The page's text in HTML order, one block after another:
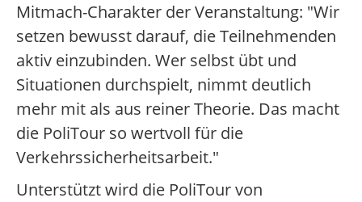
Mitmach-Charakter der Veranstaltung: "Wir
setzen bewusst darauf, die Teilnehmenden
aktiv einzubinden. Wer selbst übt und
Situationen durchspielt, nimmt deutlich
mehr mit als aus reiner Theorie. Das macht
die PoliTour so wertvoll für die
Verkehrssicherheitsarbeit."
Unterstützt wird die PoliTour von